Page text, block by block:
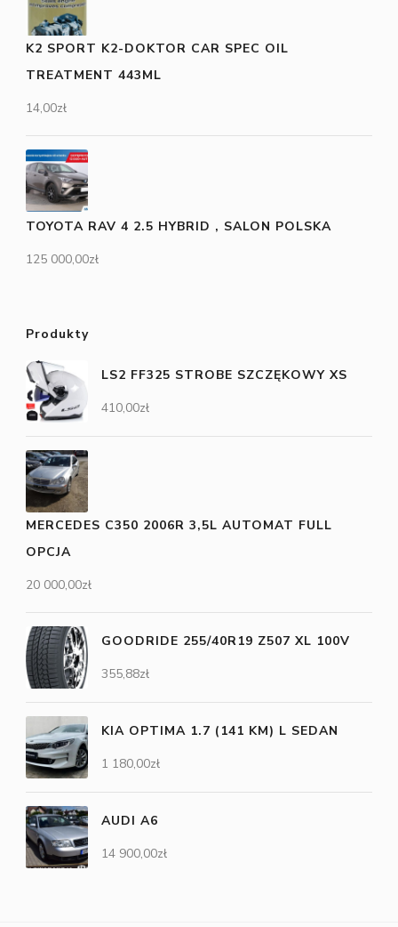
K2 SPORT K2-DOKTOR CAR SPEC OIL
TREATMENT 443ML
14,00zł
TOYOTA RAV 4 2.5 HYBRID , SALON POLSKA
125 000,00zł
Produkty
LS2 FF325 STROBE SZCZĘKOWY XS
410,00zł
MERCEDES C350 2006R 3,5L AUTOMAT FULL
OPCJA
20 000,00zł
GOODRIDE 255/40R19 Z507 XL 100V
355,88zł
KIA OPTIMA 1.7 (141 KM) L SEDAN
1 180,00zł
AUDI A6
14 900,00zł